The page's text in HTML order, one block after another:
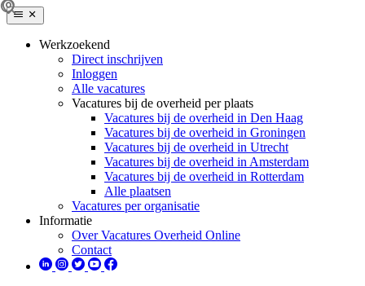
Werkzoekend
Direct inschrijven
Inloggen
Alle vacatures
Vacatures bij de overheid per plaats
Vacatures bij de overheid in Den Haag
Vacatures bij de overheid in Groningen
Vacatures bij de overheid in Utrecht
Vacatures bij de overheid in Amsterdam
Vacatures bij de overheid in Rotterdam
Alle plaatsen
Vacatures per organisatie
Informatie
Over Vacatures Overheid Online
Contact